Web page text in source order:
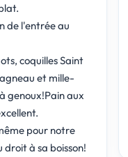
de l'entrée au
et mille-
genoux!Pain aux
pour notre
à sa boisson!